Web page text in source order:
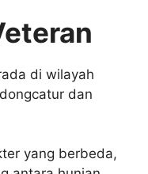
di wilayah
dan
yang berbeda,